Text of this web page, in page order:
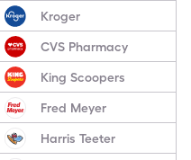
Kroger
CVS Pharmacy
King Scoopers
Fred Meyer
Harris Teeter